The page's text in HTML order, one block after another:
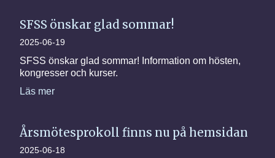
SFSS önskar glad sommar!
2025-06-19
SFSS önskar glad sommar! Information om hösten,
kongresser och kurser.
Läs mer
Årsmötesprokoll finns nu på hemsidan
2025-06-18